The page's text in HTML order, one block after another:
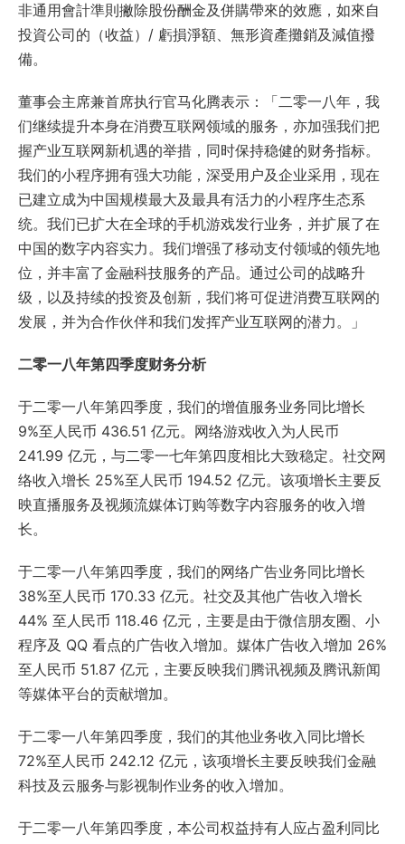
非通用會計準則撇除股份酬金及併購帶來的效應，如來自
投資公司的（收益）/ 虧損淨額、無形資產攤銷及減值撥
備。
董事会主席兼首席执行官马化腾表示：「二零一八年，我
们继续提升本身在消费互联网领域的服务，亦加强我们把
握产业互联网新机遇的举措，同时保持稳健的财务指标。
我们的小程序拥有强大功能，深受用户及企业采用，现在
已建立成为中国规模最大及最具有活力的小程序生态系
统。我们已扩大在全球的手机游戏发行业务，并扩展了在
中国的数字内容实力。我们增强了移动支付领域的领先地
位，并丰富了金融科技服务的产品。通过公司的战略升
级，以及持续的投资及创新，我们将可促进消费互联网的
发展，并为合作伙伴和我们发挥产业互联网的潜力。」
二零一八年第四季度财务分析
于二零一八年第四季度，我们的增值服务业务同比增长
9%至人民币 436.51 亿元。网络游戏收入为人民币
241.99 亿元，与二零一七年第四度相比大致稳定。社交网
络收入增长 25%至人民币 194.52 亿元。该项增长主要反
映直播服务及视频流媒体订购等数字内容服务的收入增
长。
于二零一八年第四季度，我们的网络广告业务同比增长
38%至人民币 170.33 亿元。社交及其他广告收入增长
44% 至人民币 118.46 亿元，主要是由于微信朋友圈、小
程序及 QQ 看点的广告收入增加。媒体广告收入增加 26%
至人民币 51.87 亿元，主要反映我们腾讯视频及腾讯新闻
等媒体平台的贡献增加。
于二零一八年第四季度，我们的其他业务收入同比增长
72%至人民币 242.12 亿元，该项增长主要反映我们金融
科技及云服务与影视制作业务的收入增加。
于二零一八年第四季度，本公司权益持有人应占盈利同比